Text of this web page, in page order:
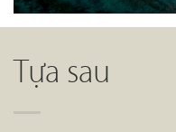
Tựa sau